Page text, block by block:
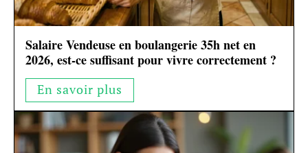
Salaire Vendeuse en boulangerie 35h net en
2026, est-ce suffisant pour vivre correctement ?
En savoir plus